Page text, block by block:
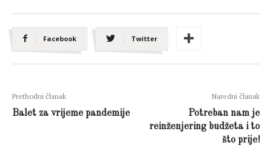
Facebook Twitter
Prethodni članak
Balet za vrijeme pandemije
Naredni članak
Potreban nam je
reinženjering budžeta i to
što prije!